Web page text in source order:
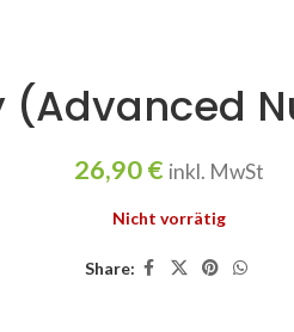
(Advanced
26,90€ inkl. MwSt
Nicht vorrätig
Share: